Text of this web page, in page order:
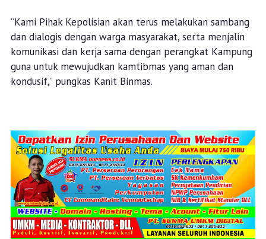
“Kami Pihak Kepolisian akan terus melakukan sambang
dan dialogis dengan warga masyarakat, serta menjalin
komunikasi dan kerja sama dengan perangkat Kampung
guna untuk mewujudkan kamtibmas yang aman dan
kondusif,” pungkas Kanit Binmas.